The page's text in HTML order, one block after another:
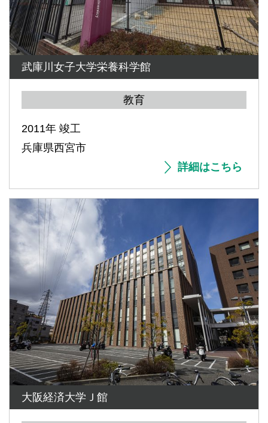
武庫川女子大学栄養科学館
教育
2011年 竣工
兵庫県西宮市
詳細はこちら
大阪経済大学Ｊ館